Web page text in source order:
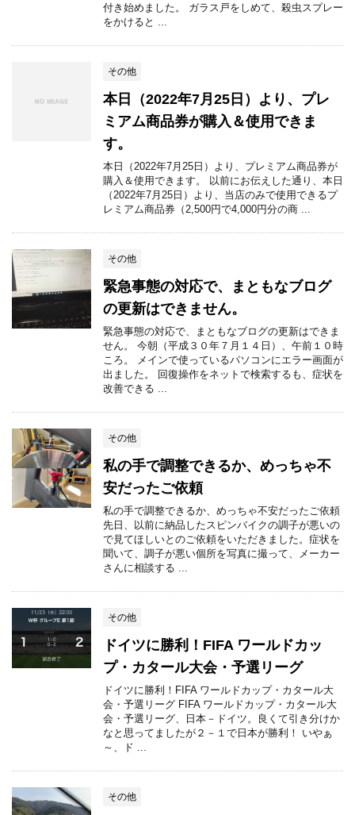
付き始めました。 ガラス戸をしめて、殺虫スプレー
をかけると ...
その他
本日（2022年7月25日）より、プレ
ミアム商品券が購入＆使用できま
す。
本日（2022年7月25日）より、プレミアム商品券が
購入＆使用できます。 以前にお伝えした通り、本日
（2022年7月25日）より、当店のみで使用できるプ
レミアム商品券（2,500円で4,000円分の商 ...
その他
緊急事態の対応で、まともなブログ
の更新はできません。
緊急事態の対応で、まともなブログの更新はできま
せん。 今朝（平成３０年７月１４日）、午前１０時
ころ。 メインで使っているパソコンにエラー画面が
出ました。 回復操作をネットで検索するも、症状を
改善できる ...
その他
私の手で調整できるか、めっちゃ不
安だったご依頼
私の手で調整できるか、めっちゃ不安だったご依頼
先日、以前に納品したスピンバイクの調子が悪いの
で見てほしいとのご依頼をいただきました。症状を
聞いて、調子が悪い個所を写真に撮って、メーカー
さんに相談する ...
その他
ドイツに勝利！FIFA ワールドカッ
プ・カタール大会・予選リーグ
ドイツに勝利！FIFA ワールドカップ・カタール大
会・予選リーグ FIFA ワールドカップ・カタール大
会・予選リーグ、日本－ドイツ。良くて引き分けか
なと思ってましたが２－１で日本が勝利！ いやぁ
～、ド ...
その他